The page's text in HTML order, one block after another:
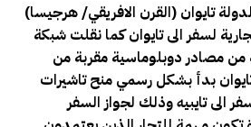
(القرن الافريقي/ هرجيسا) بدأ مكتب الدبلوماسي لدولة تايوان
لسفر الى تايوان كما نقلت شبكة
من مصادر دوبلوماسية مقربة من
بدأ بشكل رسمي منح تاشيرات
الى تايبيه وذلك لجواز السفر